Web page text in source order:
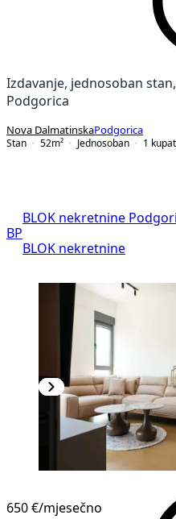
Izdavanje, jednosoban
Podgorica
Nova DalmatinskaPodgorica
Stan
52m² Jednosoban 1
BP
BLOK nekretnine
BLOK nekretnine
650 €/mjesečno